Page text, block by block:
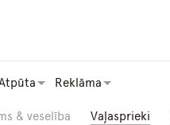
Reklāma
& veselība Vaļasprieki